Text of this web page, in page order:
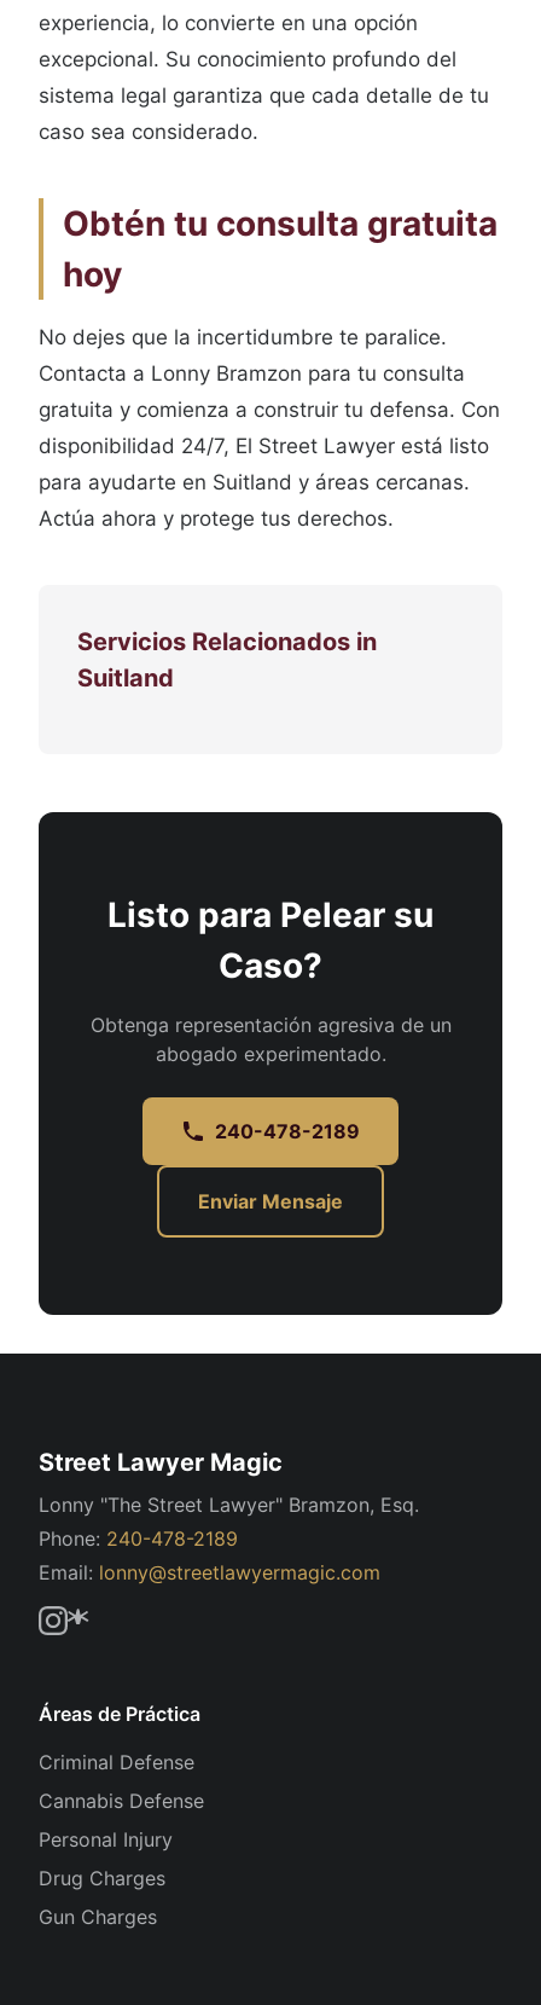
experiencia, lo convierte en una opción
excepcional. Su conocimiento profundo del
sistema legal garantiza que cada detalle de tu
caso sea considerado.
Obtén tu consulta gratuita
hoy
No dejes que la incertidumbre te paralice.
Contacta a Lonny Bramzon para tu consulta
gratuita y comienza a construir tu defensa. Con
disponibilidad 24/7, El Street Lawyer está listo
para ayudarte en Suitland y áreas cercanas.
Actúa ahora y protege tus derechos.
Servicios Relacionados in
Suitland
Listo para Pelear su
Caso?
Obtenga representación agresiva de un
abogado experimentado.
240-478-2189
Enviar Mensaje
Street Lawyer Magic
Lonny "The Street Lawyer" Bramzon, Esq.
Phone: 240-478-2189
Email: lonny@streetlawyermagic.com
Áreas de Práctica
Criminal Defense
Cannabis Defense
Personal Injury
Drug Charges
Gun Charges